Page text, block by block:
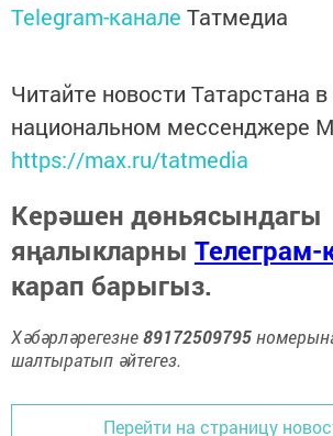
Telegram-канале Татмедиа
Читайте новости Татарстана в
национальном мессенджере
https://max.ru/tatmedia
Керәшен дөньясындагы
яңалыкларны Телеграм-
карап барыгыз.
Хәбәрләрегезне89172509795
шалтыратып әйтегез.
Перейти на страницу